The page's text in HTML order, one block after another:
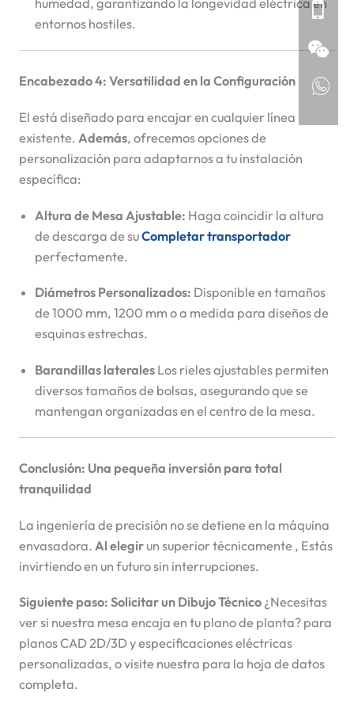
entornos hostiles.
Encabezado 4: Versatilidad en la Configuración
El está diseñado para encajar en cualquier línea
existente. Además, ofrecemos opciones de
personalización para adaptarnos a tu instalación
específica:
Altura de Mesa Ajustable: Haga coincidir la altura
de descarga de suCompletar transportador
perfectamente.
Diámetros Personalizados: Disponible en tamaños
de 1000 mm, 1200 mm o a medida para diseños de
esquinas estrechas.
Barandillas lateralesLos rieles ajustables permiten
diversos tamaños de bolsas, asegurando que se
mantengan organizadas en el centro de la mesa.
Conclusión: Una pequeña inversión para total
tranquilidad
La ingeniería de precisión no se detiene en la máquina
envasadora. Al elegirun superior técnicamente , Estás
invirtiendo en un futuro sin interrupciones.
Siguiente paso: Solicitar un Dibujo Técnico¿Necesitas
ver si nuestra mesa encaja en tu plano de planta? para
planos CAD 2D/3D y especificaciones eléctricas
personalizadas, o visite nuestra para la hoja de datos
completa.